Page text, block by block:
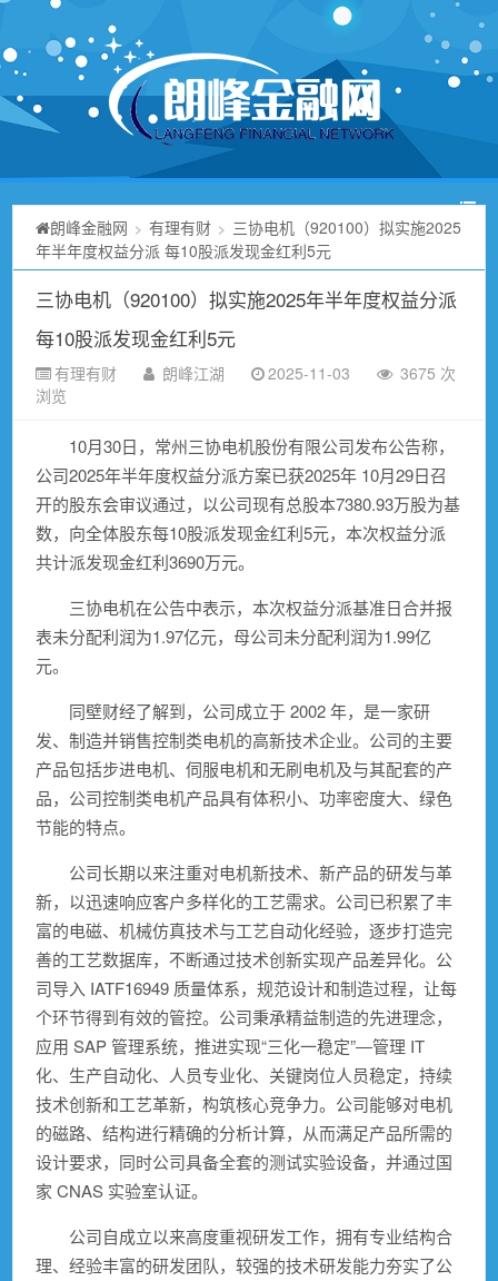
朗峰金融网 > 有理有财 > 三协电机（920100）拟实施2025
年半年度权益分派 每10股派发现金红利5元
三协电机（920100）拟实施2025年半年度权益分派
每10股派发现金红利5元
有理有财 朗峰江湖 2025-11-03
3675 次
浏览
10月30日，常州三协电机股份有限公司发布公告称，
公司2025年半年度权益分派方案已获2025年 10月29日召
开的股东会审议通过，以公司现有总股本7380.93万股为基
数，向全体股东每10股派发现金红利5元，本次权益分派
共计派发现金红利3690万元。
三协电机在公告中表示，本次权益分派基准日合并报
表未分配利润为1.97亿元，母公司未分配利润为1.99亿
元。
同壁财经了解到，公司成立于 2002 年，是一家研
发、制造并销售控制类电机的高新技术企业。公司的主要
产品包括步进电机、伺服电机和无刷电机及与其配套的产
品，公司控制类电机产品具有体积小、功率密度大、绿色
节能的特点。
公司长期以来注重对电机新技术、新产品的研发与革
新，以迅速响应客户多样化的工艺需求。公司已积累了丰
富的电磁、机械仿真技术与工艺自动化经验，逐步打造完
善的工艺数据库，不断通过技术创新实现产品差异化。公
司导入 IATF16949 质量体系，规范设计和制造过程，让每
个环节得到有效的管控。公司秉承精益制造的先进理念，
应用 SAP 管理系统，推进实现“三化一稳定”―管理 IT
化、生产自动化、人员专业化、关键岗位人员稳定，持续
技术创新和工艺革新，构筑核心竞争力。公司能够对电机
的磁路、结构进行精确的分析计算，从而满足产品所需的
设计要求，同时公司具备全套的测试实验设备，并通过国
家 CNAS 实验室认证。
公司自成立以来高度重视研发工作，拥有专业结构合
理、经验丰富的研发团队，较强的技术研发能力夯实了公